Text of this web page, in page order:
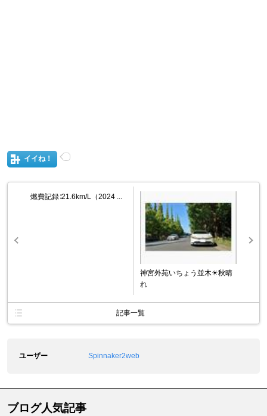
イイね！
燃費記録∶21.6km/L（2024 ...
神宮外苑いちょう並木☀秋晴
れ
記事一覧
ユーザー Spinnaker2web
ブログ人気記事